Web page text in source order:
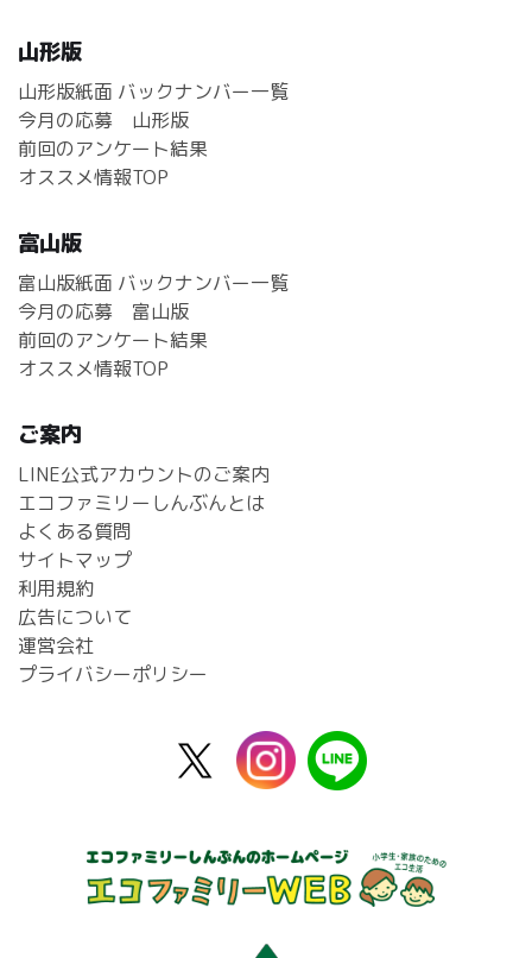
山形版
山形版紙面 バックナンバー一覧
今月の応募 山形版
前回のアンケート結果
オススメ情報TOP
富山版
富山版紙面 バックナンバー一覧
今月の応募 富山版
前回のアンケート結果
オススメ情報TOP
ご案内
LINE公式アカウントのご案内
エコファミリーしんぶんとは
よくある質問
サイトマップ
利用規約
広告について
運営会社
プライバシーポリシー
instagram